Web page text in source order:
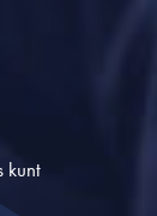
kunt